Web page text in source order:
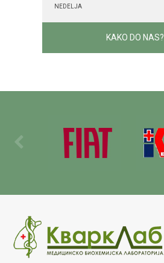
NEDELJA
KAKO DO NAS?